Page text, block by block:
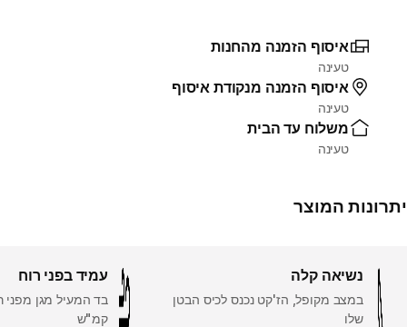
איסוף הזמנה מהחנות
טעינה
איסוף הזמנה מנקודת איסוף
טעינה
משלוח עד הבית
טעינה
יתרונות המוצר
נשיאה קלה
במצב מקופל, הז'קט נכנס לכיס הבטן
שלו
עמיד בפני רוח
קמ"ש